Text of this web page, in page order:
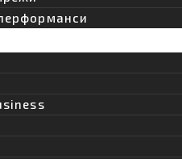
t
i
k